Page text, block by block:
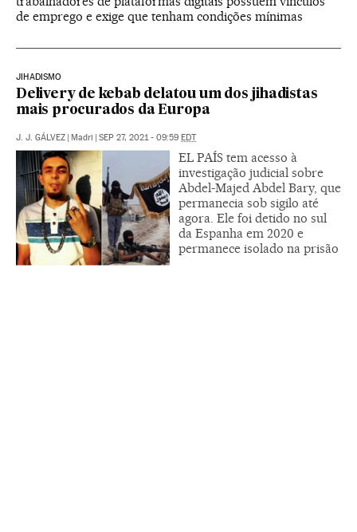
de emprego e exige que tenham condições mínimas
JIHADISMO
Delivery de kebab delatou um dos jihadistas
mais procurados da Europa
J. J. GÁLVEZ Madri SEP 27, 2021 - 09:59 EDT
EL PAÍS tem acesso à
investigação judicial sobre
Abdel-Majed Abdel Bary, que
permanecia sob sigilo até
agora. Ele foi detido no sul
da Espanha em 2020 e
permanece isolado na prisão